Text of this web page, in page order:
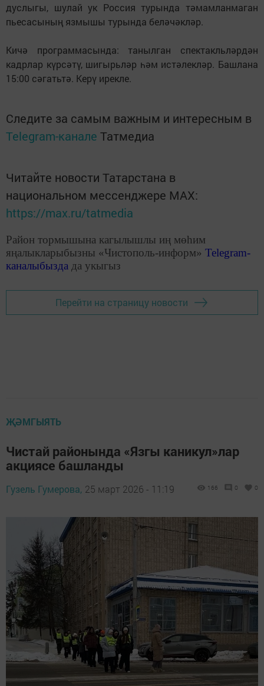
дуслыгы, шулай ук Россия турында тәмамланмаган
пьесасының язмышы турында беләчәкләр.
Кичә программасында: танылган спектакльләрдән
кадрлар күрсәтү, шигырьләр һәм истәлекләр. Башлана
15:00 сәгатьтә. Керү ирекле.
Следите за самым важным и интересным в
Telegram-канале Татмедиа
Читайте новости Татарстана в
национальном мессенджере MАХ:
https://max.ru/tatmedia
Район тормышына кагылышлы иң мөһим
яңалыкларыбызны «Чистополь-информ» Telegram-
каналыбызда да укыгыз
Перейти на страницу новости
ҖӘМГЫЯТЬ
Чистай районында «Язгы каникул»лар
акциясе башланды
Гузель Гумерова, 25 март 2026 - 11:19 166 0 0